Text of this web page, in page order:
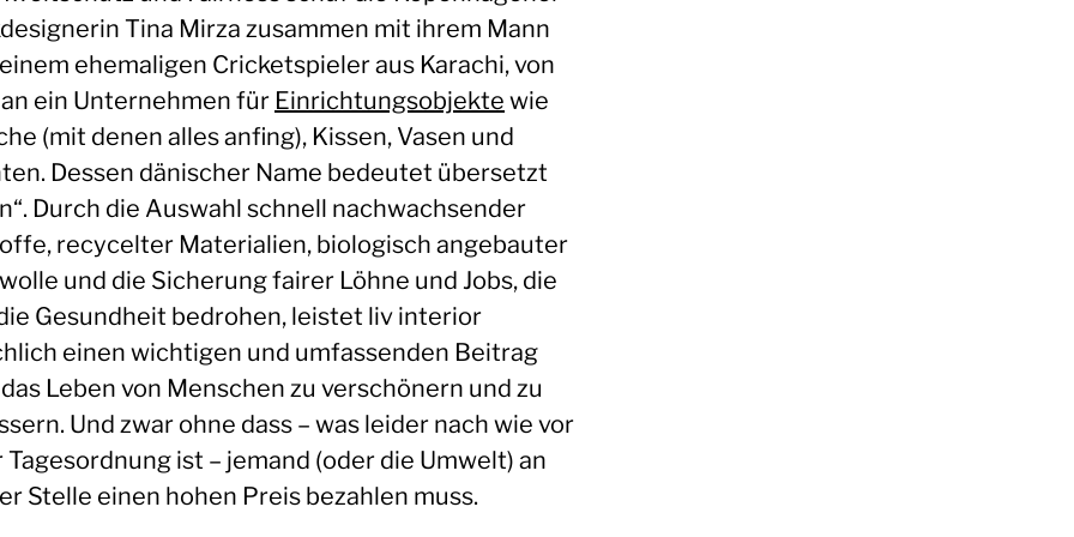
Tina Mirza zusammen mit ihrem Mann
ehemaligen Cricketspieler aus Karachi, von
ein Unternehmen für Einrichtungsobjekte wie
(mit denen alles anfing), Kissen, Vasen und
Dessen dänischer Name bedeutet übersetzt
Durch die Auswahl schnell nachwachsender
recycelter Materialien, biologisch angebauter
und die Sicherung fairer Löhne und Jobs, die
Gesundheit bedrohen, leistet liv interior
einen wichtigen und umfassenden Beitrag
Leben von Menschen zu verschönern und zu
Und zwar ohne dass – was leider nach wie vor
Tagesordnung ist – jemand (oder die Umwelt) an
Stelle einen hohen Preis bezahlen muss.